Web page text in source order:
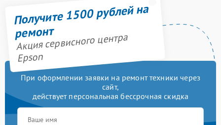
Получите 1500 рублей на
ремонт
Акция сервисного центра
Epson
При оформлении заявки на ремонт техники через
сайт,
действует персональная бессрочная скидка